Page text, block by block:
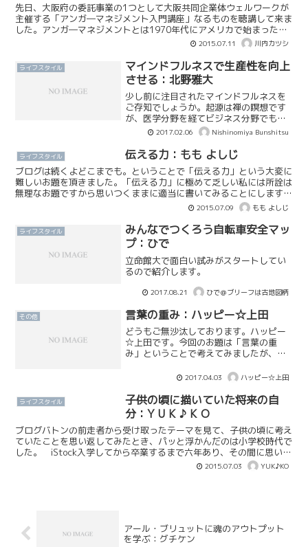
先日、大阪府の委託事業の1つとして大阪共同企業体ウェルワークが
主催する「アンガ―マネジメント入門講座」なるものを聴講して来ま
した。アンガ―マネジメントとは1970年代にアメリカで始まったア
ンガー（イライラ、怒りの感情）をマネジメント（配分す...
2015.07.11 川内カツシ
ライフスタイル
マインドフルネスで生産性を向上
させる：北野雅大
少し前に注目されたマインドフルネスを
ご存知でしょうか。起源は禅の瞑想です
が、医学分野を経てビジネス分野でも活
用が広まっています。グーグル、インテ
ル、フェイスブック、ナイキ・・・、ア
メリカの最先端企業のカリキュラムに取
り入れられ、逆輸入の形で...
2017.02.06 Nishinomiya Bunshitsu
ライフスタイル 伝える力：もも よしじ
ブログは続くよどこまでも。ということで「伝える力」という大変に
難しいお題を頂きました。「伝える力」に極めて乏しい私には所詮は
無理なお題ですから思いつくままに適当に書いてみることにします。
吉野 弘という詩人の作品に「夕焼け」というのがあって結...
2015.07.09 もも よしじ
ライフスタイル
みんなでつくろう自転車安全マッ
プ：ひで
立命館大で面白い試みがスタートしてい
るので紹介します。
2017.08.21 ひで＠ブリーフは古地図柄
その他 言葉の重み：ハッピー☆上田
どうもご無沙汰しております。ハッピー
☆上田です。今回のお題は「言葉の重
み」ということで考えてみましたが、お
を話す人とそうでない人の差は何なので
2017.04.03 ハッピー☆上田
ライフスタイル
子供の頃に描いていた将来の自
分：Y U K ♪ K O
ブログバトンの前走者から受け取ったテーマを見て、子供の頃に考え
ていたことを思い返してみたとき、パッと浮かんだのは小学校時代で
した。 iStock入学してから卒業するまで六年あり、その間に思い描
いていた将来や未来は、変化しながら沢山あったと思...
2015.07.03 YUK♪KO
アール・ブリュットに魂のアウトプット
を学ぶ：グチケン